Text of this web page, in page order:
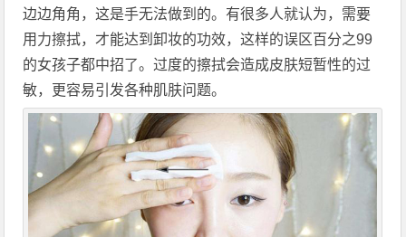
边边角角，这是手无法做到的。有很多人就认为，需要
用力擦拭，才能达到卸妆的功效，这样的误区百分之99
的女孩子都中招了。过度的擦拭会造成皮肤短暂性的过
敏，更容易引发各种肌肤问题。